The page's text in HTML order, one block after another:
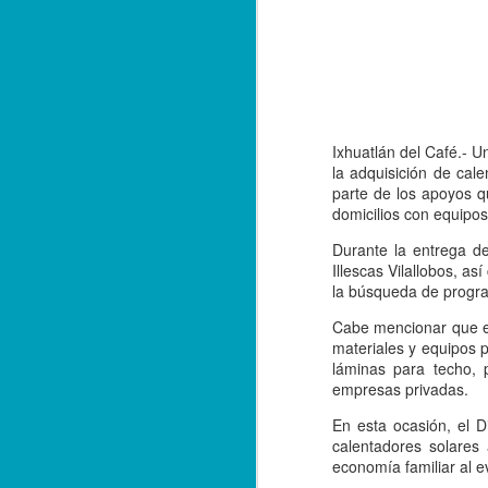
Ixhuatlán del Café.-
la adquisición de
parte de los apoyos
domicilios con
Durante la entrega
Illescas Vilallobos,
la búsqueda de
Cabe mencionar que
materiales y equipos
láminas para techo,
empresas privadas.
En esta ocasión, el
calentadores
economía familiar al
Balacera en Poza Rica
De la Redacción/ Noticias